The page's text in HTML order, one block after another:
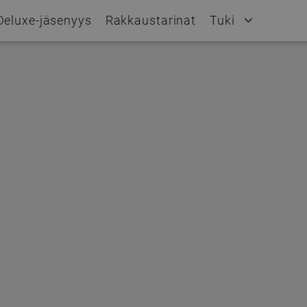
jäsenyys Rakkaustarinat Tuki